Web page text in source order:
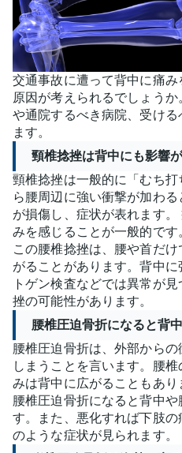
交通事故に遭って背中に痛
原因が考えられるでしょう
や通院するべき病院、受け
ます。
頸椎捻挫は背中にも影響
頸椎捻挫は一般的に「むち
ら腰周辺に強い衝撃が加わ
が損傷し、症状が表れます
みを感じることが一般的です
この腰椎捻挫は、腰や首だ
がることがあります。背中
トゲン検査などでは異常が
挫の可能性があります。
腰椎圧迫骨折になると背
腰椎圧迫骨折は、外部から
しまうことを言います。腰
みは背中に広がることもあり
腰椎圧迫骨折になると背中や
す。また、悪化すれば下肢
のような症状が見られます。